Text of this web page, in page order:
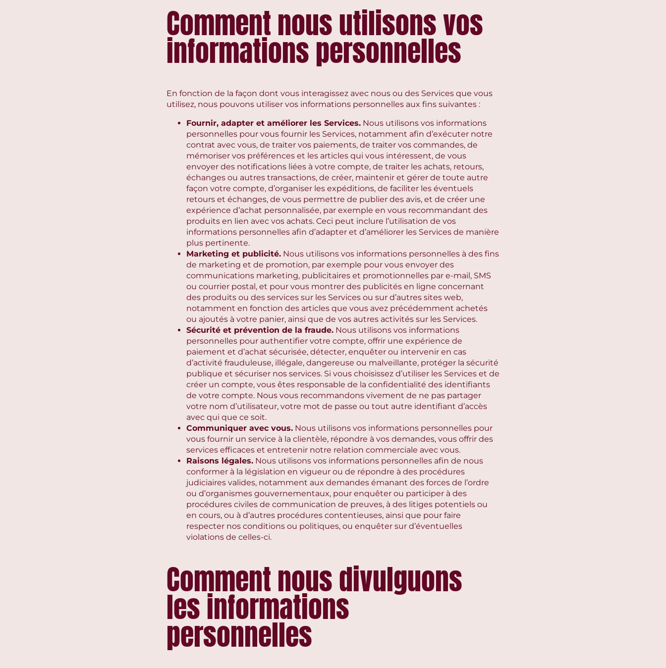
Comment nous utilisons vos
informations personnelles
En fonction de la façon dont vous interagissez avec nous ou des Services que vous
utilisez, nous pouvons utiliser vos informations personnelles aux fins suivantes :
Fournir, adapter et améliorer les Services. Nous utilisons vos informations
personnelles pour vous fournir les Services, notamment afin d’exécuter notre
contrat avec vous, de traiter vos paiements, de traiter vos commandes, de
mémoriser vos préférences et les articles qui vous intéressent, de vous
envoyer des notifications liées à votre compte, de traiter les achats, retours,
échanges ou autres transactions, de créer, maintenir et gérer de toute autre
façon votre compte, d’organiser les expéditions, de faciliter les éventuels
retours et échanges, de vous permettre de publier des avis, et de créer une
expérience d’achat personnalisée, par exemple en vous recommandant des
produits en lien avec vos achats. Ceci peut inclure l’utilisation de vos
informations personnelles afin d’adapter et d’améliorer les Services de manière
plus pertinente.
Marketing et publicité. Nous utilisons vos informations personnelles à des fins
de marketing et de promotion, par exemple pour vous envoyer des
communications marketing, publicitaires et promotionnelles par e-mail, SMS
ou courrier postal, et pour vous montrer des publicités en ligne concernant
des produits ou des services sur les Services ou sur d’autres sites web,
notamment en fonction des articles que vous avez précédemment achetés
ou ajoutés à votre panier, ainsi que de vos autres activités sur les Services.
Sécurité et prévention de la fraude. Nous utilisons vos informations
personnelles pour authentifier votre compte, offrir une expérience de
paiement et d’achat sécurisée, détecter, enquêter ou intervenir en cas
d’activité frauduleuse, illégale, dangereuse ou malveillante, protéger la sécurité
publique et sécuriser nos services. Si vous choisissez d’utiliser les Services et de
créer un compte, vous êtes responsable de la confidentialité des identifiants
de votre compte. Nous vous recommandons vivement de ne pas partager
votre nom d’utilisateur, votre mot de passe ou tout autre identifiant d’accès
avec qui que ce soit.
Communiquer avec vous. Nous utilisons vos informations personnelles pour
vous fournir un service à la clientèle, répondre à vos demandes, vous offrir des
services efficaces et entretenir notre relation commerciale avec vous.
Raisons légales. Nous utilisons vos informations personnelles afin de nous
conformer à la législation en vigueur ou de répondre à des procédures
judiciaires valides, notamment aux demandes émanant des forces de l’ordre
ou d’organismes gouvernementaux, pour enquêter ou participer à des
procédures civiles de communication de preuves, à des litiges potentiels ou
en cours, ou à d’autres procédures contentieuses, ainsi que pour faire
respecter nos conditions ou politiques, ou enquêter sur d’éventuelles
violations de celles-ci.
Comment nous divulguons
les informations
personnelles